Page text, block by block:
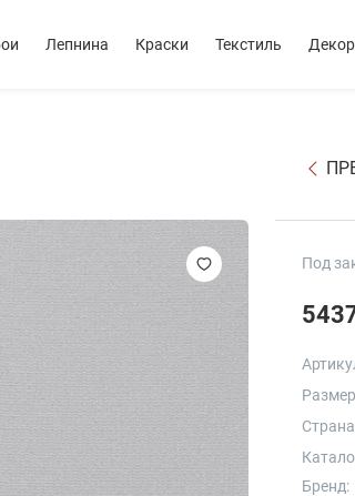
Лепнина Краски Текстиль Декор
Под
Бренд: